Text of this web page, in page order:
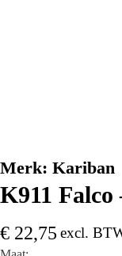
Merk: Kariban
K911 Falco
€ 22,75 excl.